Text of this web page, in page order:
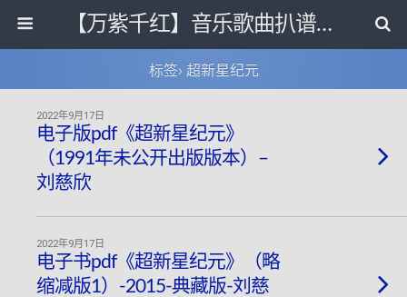
【万紫千红】音乐歌曲扒谱打带和电子书影视剧资源网
标签› 超新星纪元
2022年9月17日
电子版pdf《超新星纪元》
（1991年未公开出版版本）–
刘慈欣
2022年9月17日
电子书pdf《超新星纪元》（略
缩减版1）-2015-典藏版-刘慈